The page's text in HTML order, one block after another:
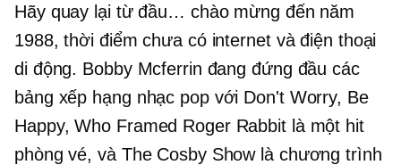
Hãy quay lại từ đầu… chào mừng đến năm
1988, thời điểm chưa có internet và điện thoại
di động. Bobby Mcferrin đang đứng đầu các
bảng xếp hạng nhạc pop với Don't Worry, Be
Happy, Who Framed Roger Rabbit là một hit
phòng vé, và The Cosby Show là chương trình